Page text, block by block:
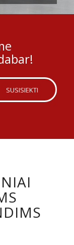
SUSISIEKTI